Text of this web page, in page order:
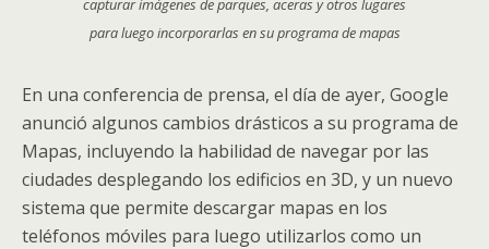
capturar imágenes de parques, aceras y otros lugares
para luego incorporarlas en su programa de mapas
En una conferencia de prensa, el día de ayer, Google
anunció algunos cambios drásticos a su programa de
Mapas, incluyendo la habilidad de navegar por las
ciudades desplegando los edificios en 3D, y un nuevo
sistema que permite descargar mapas en los
teléfonos móviles para luego utilizarlos como un